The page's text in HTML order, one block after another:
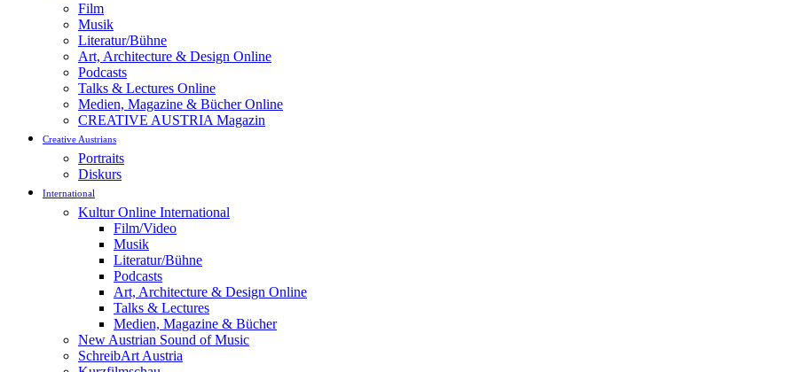
Film
Musik
Literatur/Bühne
Art, Architecture & Design Online
Podcasts
Talks & Lectures Online
Medien, Magazine & Bücher Online
CREATIVE AUSTRIA Magazin
Creative Austrians
Portraits
Diskurs
International
Kultur Online International
Film/Video
Musik
Literatur/Bühne
Podcasts
Art, Architecture & Design Online
Talks & Lectures
Medien, Magazine & Bücher
New Austrian Sound of Music
SchreibArt Austria